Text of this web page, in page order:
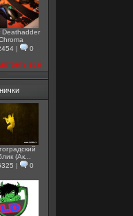
Deathadder
| 0
все
(Ак...
| 0